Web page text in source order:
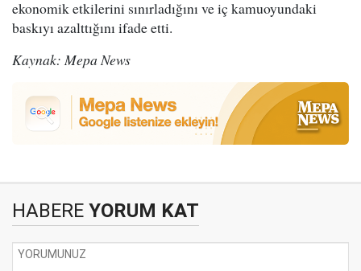
ekonomik etkilerini sınırladığını ve iç kamuoyundaki
baskıyı azalttığını ifade etti.
Kaynak: Mepa News
HABERE YORUM KAT